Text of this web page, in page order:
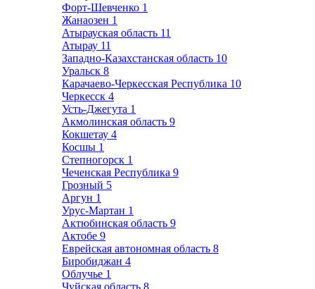
Форт-Шевченко 1
Жанаозен 1
Атырауская область 11
Атырау 11
Западно-Казахстанская область 10
Уральск 8
Карачаево-Черкесская Республика 10
Черкесск 4
Усть-Джегута 1
Акмолинская область 9
Кокшетау 4
Косшы 1
Степногорск 1
Чеченская Республика 9
Грозный 5
Аргун 1
Урус-Мартан 1
Актюбинская область 9
Актобе 9
Еврейская автономная область 8
Биробиджан 4
Облучье 1
Чуйская область 8